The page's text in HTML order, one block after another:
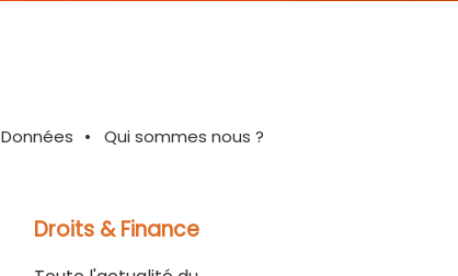
Données Qui sommes nous ?
Droits & Finance